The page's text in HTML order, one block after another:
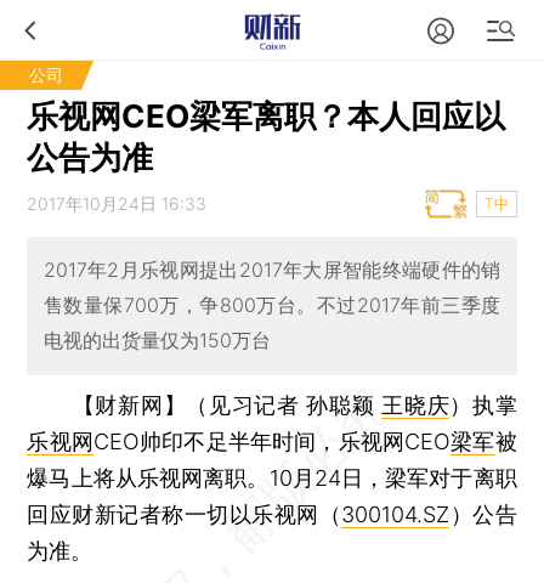
公司
乐视网CEO梁军离职？本人回应以
公告为准
2017年10月24日 16:33 T中
2017年2月乐视网提出2017年大屏智能终端硬件的销
售数量保700万，争800万台。不过2017年前三季度
电视的出货量仅为150万台
【财新网】（见习记者 孙聪颖 王晓庆） 执掌
乐视网CEO帅印不足半年时间，乐视网CEO梁军被
爆马上将从乐视网离职。10月24日，梁军对于离职
回应财新记者称一切以乐视网（300104.SZ ）公告
为准。